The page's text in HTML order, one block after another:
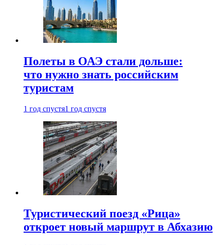
Полеты в ОАЭ стали дольше:
что нужно знать российским
туристам
1 год спустя1 год спустя
Туристический поезд «Рица»
откроет новый маршрут в Абхазию